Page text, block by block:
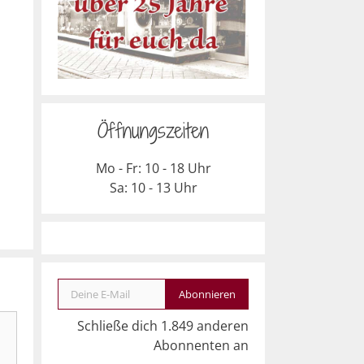
Öffnungszeiten
Mo - Fr: 10 - 18 Uhr
Sa: 10 - 13 Uhr
Deine E-Mail
Abonnieren
Schließe dich 1.849 anderen
Abonnenten an